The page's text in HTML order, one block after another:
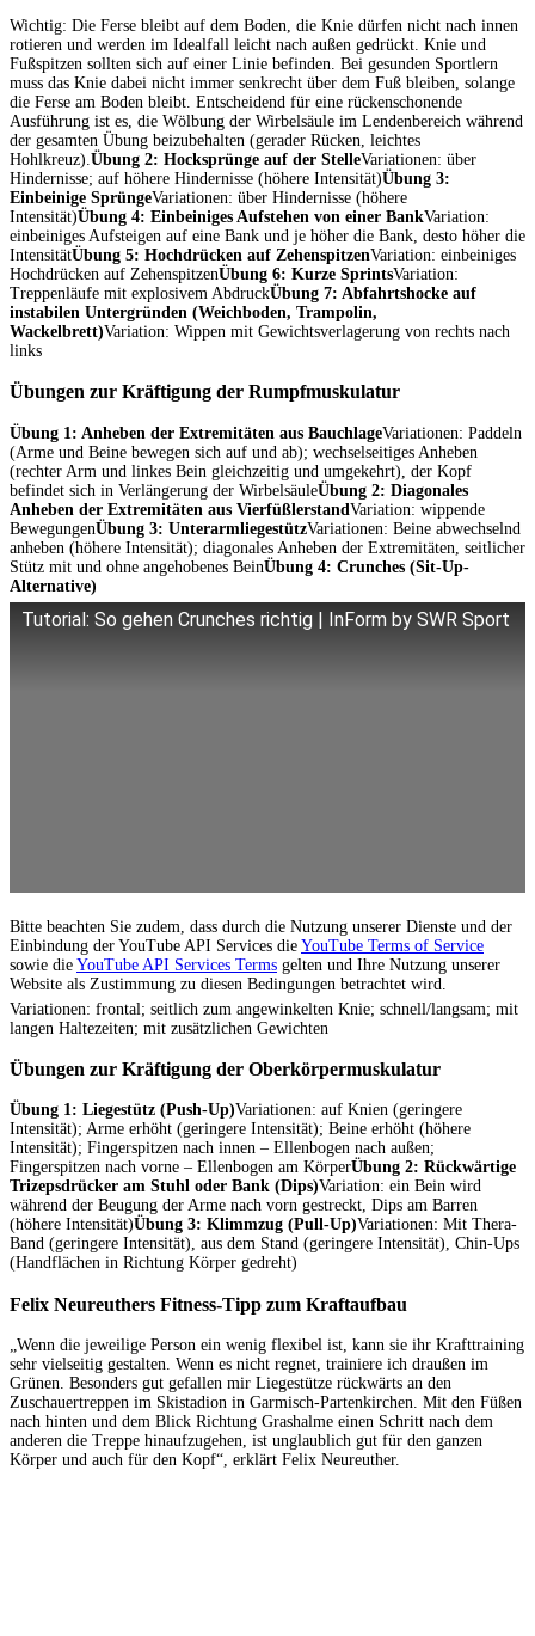
Wichtig: Die Ferse bleibt auf dem Boden, die Knie dürfen nicht nach innen
rotieren und werden im Idealfall leicht nach außen gedrückt. Knie und
Fußspitzen sollten sich auf einer Linie befinden. Bei gesunden Sportlern
muss das Knie dabei nicht immer senkrecht über dem Fuß bleiben, solange
die Ferse am Boden bleibt. Entscheidend für eine rückenschonende
Ausführung ist es, die Wölbung der Wirbelsäule im Lendenbereich während
der gesamten Übung beizubehalten (gerader Rücken, leichtes
Hohlkreuz). Übung 2: Hocksprünge auf der StelleVariationen: über
Hindernisse; auf höhere Hindernisse (höhere Intensität)Übung 3:
Einbeinige SprüngeVariationen: über Hindernisse (höhere
Intensität)Übung 4: Einbeiniges Aufstehen von einer BankVariation:
einbeiniges Aufsteigen auf eine Bank und je höher die Bank, desto höher die
IntensitätÜbung 5: Hochdrücken auf ZehenspitzenVariation: einbeiniges
Hochdrücken auf ZehenspitzenÜbung 6: Kurze SprintsVariation:
Treppenläufe mit explosivem AbdruckÜbung 7: Abfahrtshocke auf
instabilen Untergründen (Weichboden, Trampolin,
Wackelbrett)Variation: Wippen mit Gewichtsverlagerung von rechts nach
links
Übungen zur Kräftigung der Rumpfmuskulatur
Übung 1: Anheben der Extremitäten aus BauchlageVariationen: Paddeln
(Arme und Beine bewegen sich auf und ab); wechselseitiges Anheben
(rechter Arm und linkes Bein gleichzeitig und umgekehrt), der Kopf
befindet sich in Verlängerung der WirbelsäuleÜbung 2: Diagonales
Anheben der Extremitäten aus VierfüßlerstandVariation: wippende
BewegungenÜbung 3: UnterarmliegestützVariationen: Beine abwechselnd
anheben (höhere Intensität); diagonales Anheben der Extremitäten, seitlicher
Stütz mit und ohne angehobenes BeinÜbung 4: Crunches (Sit-Up-
Alternative)
Tutorial: So gehen Crunches richtig | InForm by SWR Sport
Bitte beachten Sie zudem, dass durch die Nutzung unserer Dienste und der
Einbindung der YouTube API Services die YouTube Terms of Service
sowie die YouTube API Services Terms gelten und Ihre Nutzung unserer
Website als Zustimmung zu diesen Bedingungen betrachtet wird.
Variationen: frontal; seitlich zum angewinkelten Knie; schnell/langsam; mit
langen Haltezeiten; mit zusätzlichen Gewichten
Übungen zur Kräftigung der Oberkörpermuskulatur
Übung 1: Liegestütz (Push-Up)Variationen: auf Knien (geringere
Intensität); Arme erhöht (geringere Intensität); Beine erhöht (höhere
Intensität); Fingerspitzen nach innen – Ellenbogen nach außen;
Fingerspitzen nach vorne – Ellenbogen am KörperÜbung 2: Rückwärtige
Trizepsdrücker am Stuhl oder Bank (Dips)Variation: ein Bein wird
während der Beugung der Arme nach vorn gestreckt, Dips am Barren
(höhere Intensität)Übung 3: Klimmzug (Pull-Up)Variationen: Mit Thera-
Band (geringere Intensität), aus dem Stand (geringere Intensität), Chin-Ups
(Handflächen in Richtung Körper gedreht)
Felix Neureuthers Fitness-Tipp zum Kraftaufbau
„Wenn die jeweilige Person ein wenig flexibel ist, kann sie ihr Krafttraining
sehr vielseitig gestalten. Wenn es nicht regnet, trainiere ich draußen im
Grünen. Besonders gut gefallen mir Liegestütze rückwärts an den
Zuschauertreppen im Skistadion in Garmisch-Partenkirchen. Mit den Füßen
nach hinten und dem Blick Richtung Grashalme einen Schritt nach dem
anderen die Treppe hinaufzugehen, ist unglaublich gut für den ganzen
Körper und auch für den Kopf“, erklärt Felix Neureuther.